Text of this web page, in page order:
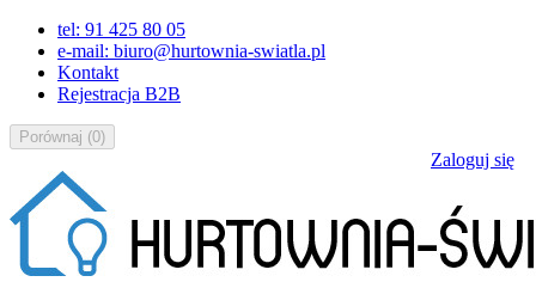
tel: 91 425 80 05
e-mail: biuro@hurtownia-swiatla.pl
Kontakt
Rejestracja B2B
Porównaj (0)
Zaloguj się